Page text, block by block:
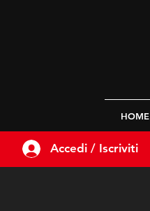
HOME
Accedi / Iscriviti